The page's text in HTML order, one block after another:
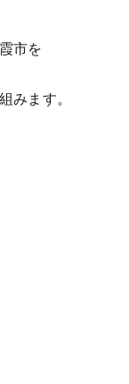
市を
みます。